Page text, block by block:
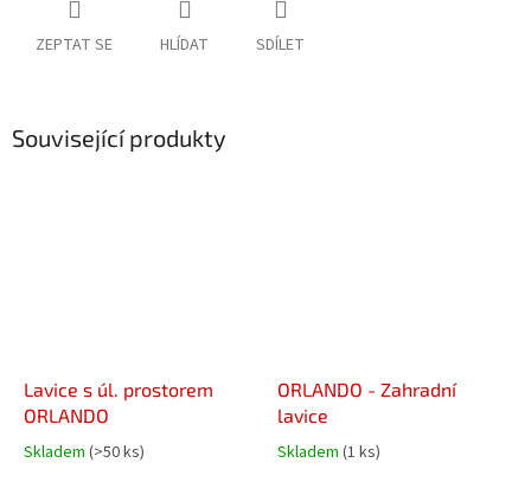
ZEPTAT SE HLÍDAT SDÍLET
Související produkty
Lavice s úl. prostorem
ORLANDO
Skladem (>50 ks)
ORLANDO - Zahradní
lavice
Skladem (1 ks)